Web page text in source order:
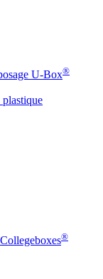
U-Box®
plastique
®